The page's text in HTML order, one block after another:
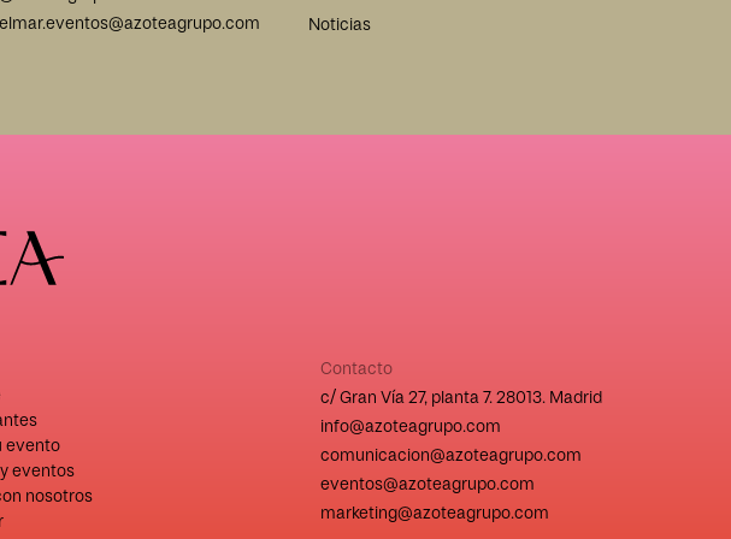
Noticias
evento
eventos
nosotros
Contacto
c/ Gran Vía 27, planta 7. 28013. Madrid
info@azoteagrupo.com
comunicacion@azoteagrupo.com
eventos@azoteagrupo.com
marketing@azoteagrupo.com